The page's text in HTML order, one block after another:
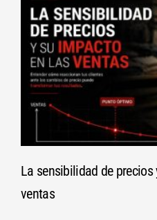
La sensibilidad de
ventas